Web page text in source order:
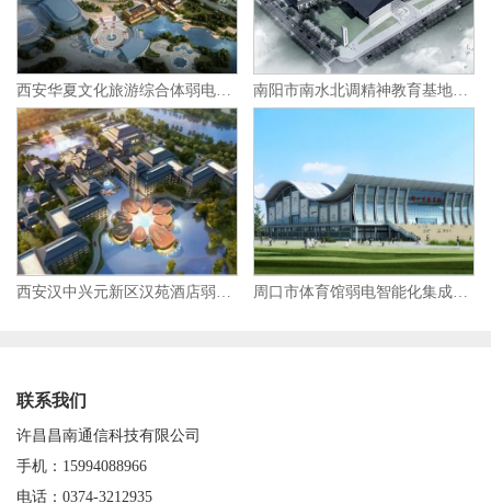
西安华夏文化旅游综合体弱电智能化集成项目 南阳市南水北调精神教育基地弱电智能化集成项目
联系我们
许昌昌南通信科技有限公司
手机：15994088966
电话：0374-3212935